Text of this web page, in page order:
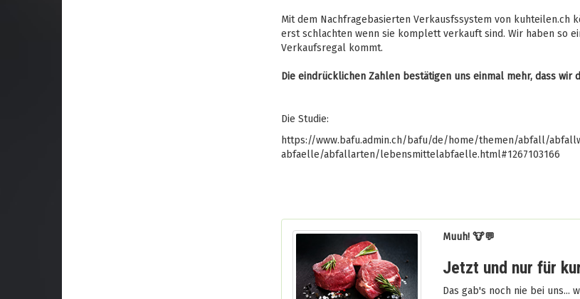
Mit dem Nachfragebasierten Verkausfssystem von kuhteilen.ch
erst schlachten wenn sie komplett verkauft sind. Wir haben so
Verkaufsregal kommt.
Die eindrücklichen Zahlen bestätigen uns einmal mehr, dass wir
Die Studie:
https://www.bafu.admin.ch/bafu/de/home/themen/abfall/
abfaelle/abfallarten/lebensmittelabfaelle.html#1267103166
Muuh! 🐮💬
Jetzt und nur für
Das gab's noch nie bei uns...